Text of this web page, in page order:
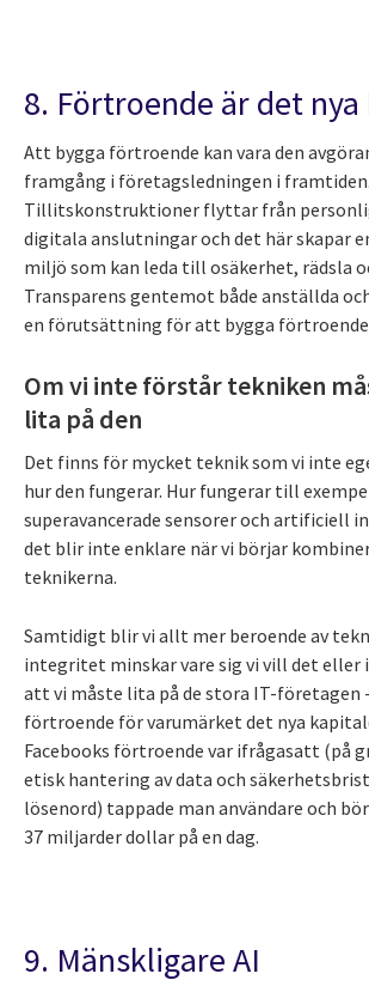
8. Förtroende är det
Att bygga förtroende kan vara den
framgång i företagsledningen i framtiden.
Tillitskonstruktioner flyttar från
digitala anslutningar och det här skapar
miljö som kan leda till osäkerhet, rädsla
Transparens gentemot både anställda
en förutsättning för att bygga
Om vi inte förstår tekniken
lita på den
Det finns för mycket teknik som vi inte
hur den fungerar. Hur fungerar till
superavancerade sensorer och artificiell
det blir inte enklare när vi börjar
teknikerna.
Samtidigt blir vi allt mer beroende av
integritet minskar vare sig vi vill det eller
att vi måste lita på de stora IT-företagen -
förtroende för varumärket det nya
Facebooks förtroende var ifrågasatt (på
etisk hantering av data och
lösenord) tappade man användare och
37 miljarder dollar på en dag.
9. Mänskligare AI